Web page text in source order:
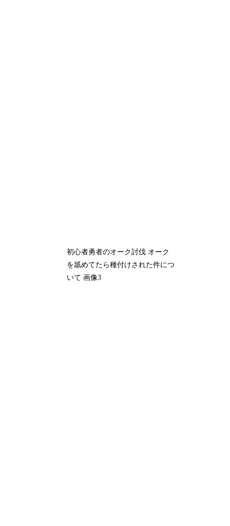
初心者勇者のオーク討伐 オーク
を舐めてたら種付けされた件につ
いて 画像3